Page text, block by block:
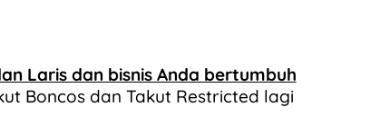
Laris dan bisnis Anda bertumbuh
Boncos dan Takut Restricted lagi